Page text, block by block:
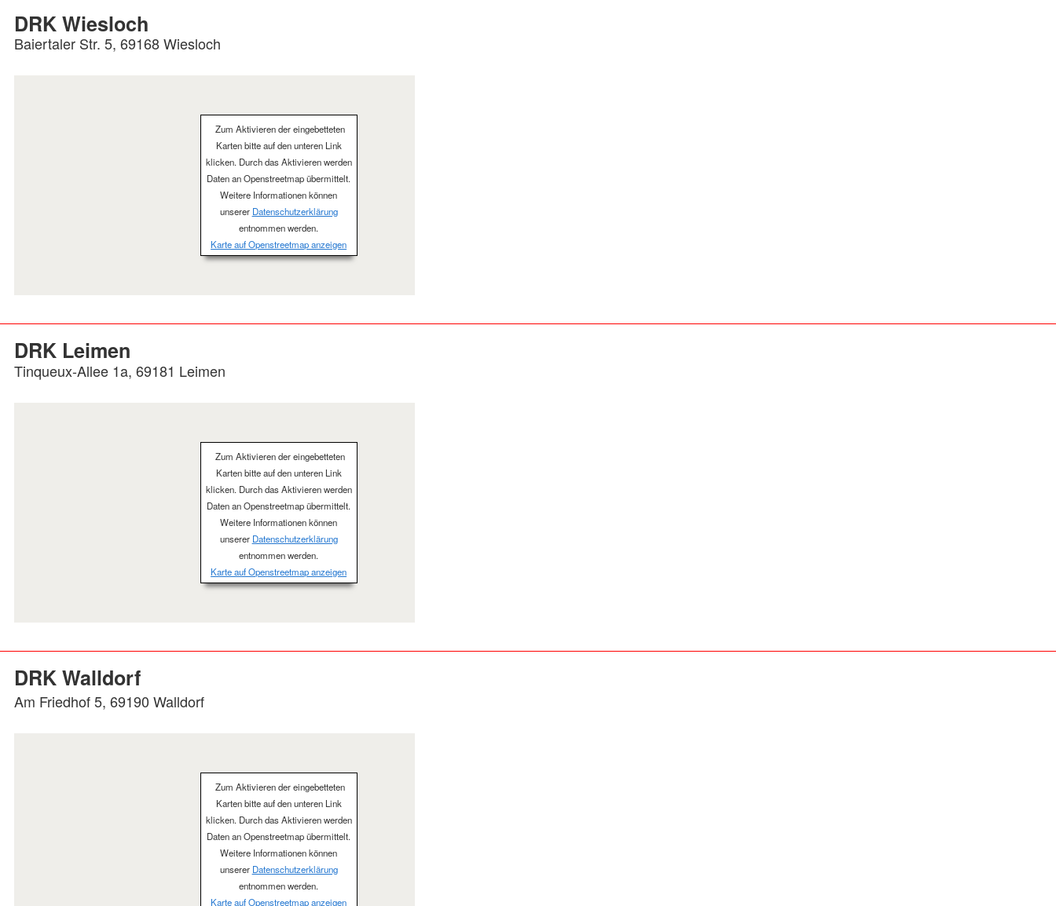
DRK Wiesloch
Baiertaler Str. 5, 69168 Wiesloch
Zum Aktivieren der eingebetteten
Karten bitte auf den unteren Link
klicken. Durch das Aktivieren werden
Daten an Openstreetmap übermittelt.
Weitere Informationen können
unserer Datenschutzerklärung
entnommen werden.
Karte auf Openstreetmap anzeigen
DRK Leimen
Tinqueux-Allee 1a, 69181 Leimen
Zum Aktivieren der eingebetteten
Karten bitte auf den unteren Link
klicken. Durch das Aktivieren werden
Daten an Openstreetmap übermittelt.
Weitere Informationen können
unserer Datenschutzerklärung
entnommen werden.
Karte auf Openstreetmap anzeigen
DRK Walldorf
Am Friedhof 5, 69190 Walldorf
Zum Aktivieren der eingebetteten
Karten bitte auf den unteren Link
klicken. Durch das Aktivieren werden
Daten an Openstreetmap übermittelt.
Weitere Informationen können
unserer Datenschutzerklärung
entnommen werden.
Karte auf Openstreetmap anzeigen